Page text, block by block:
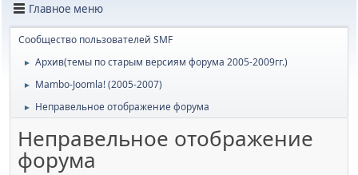
Главное меню
Cообщество пользователей SMF
► Архив(темы по старым версиям форума 2005-2009гг.)
► Mambo-Joomla! (2005-2007)
► Неправельное отображение форума
Неправельное отображение
форума